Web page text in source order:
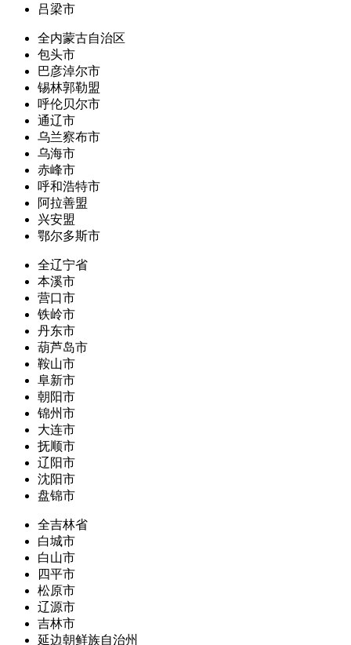
吕梁市
全内蒙古自治区
包头市
巴彦淖尔市
锡林郭勒盟
呼伦贝尔市
通辽市
乌兰察布市
乌海市
赤峰市
呼和浩特市
阿拉善盟
兴安盟
鄂尔多斯市
全辽宁省
本溪市
营口市
铁岭市
丹东市
葫芦岛市
鞍山市
阜新市
朝阳市
锦州市
大连市
抚顺市
辽阳市
沈阳市
盘锦市
全吉林省
白城市
白山市
四平市
松原市
辽源市
吉林市
延边朝鲜族自治州